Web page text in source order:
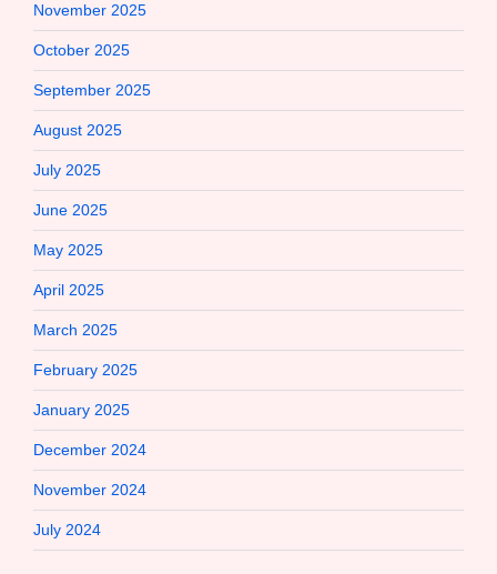
November 2025
October 2025
September 2025
August 2025
July 2025
June 2025
May 2025
April 2025
March 2025
February 2025
January 2025
December 2024
November 2024
July 2024